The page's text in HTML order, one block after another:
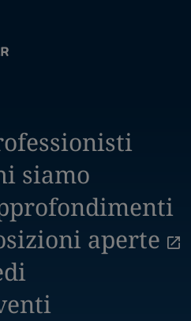
siamo
aperte